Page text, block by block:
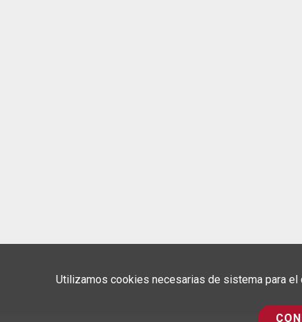
Utilizamos cookies necesarias de sistema para